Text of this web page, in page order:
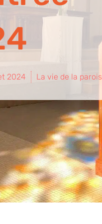
2024 La vie de la